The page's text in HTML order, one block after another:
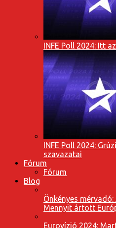
INFE Poll 2024: Itt
INFE Poll 2024:
szavazatai
Fórum
Fórum
Blog
Önkényes
Mennyit ártott
Eurovízió 2024: